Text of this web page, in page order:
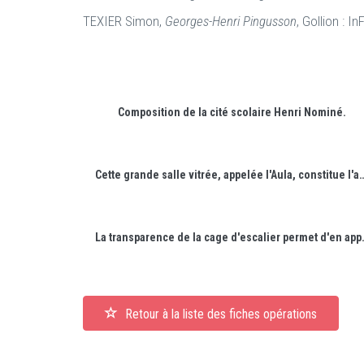
TEXIER Simon, Georges-Henri Pingusson, Gollion :
Composition de la cité scolaire Henri Nominé.
Cette grande salle vitrée,
La
Retour à la liste des fiches opérations